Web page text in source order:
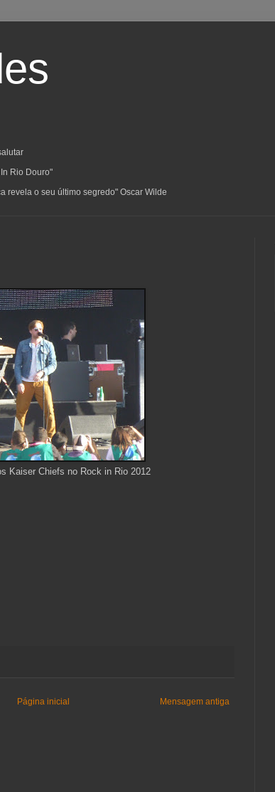
Rio Douro"
revela o seu último segredo" Oscar Wilde
Kaiser Chiefs no Rock in Rio 2012
Mensagem antiga
Página inicial